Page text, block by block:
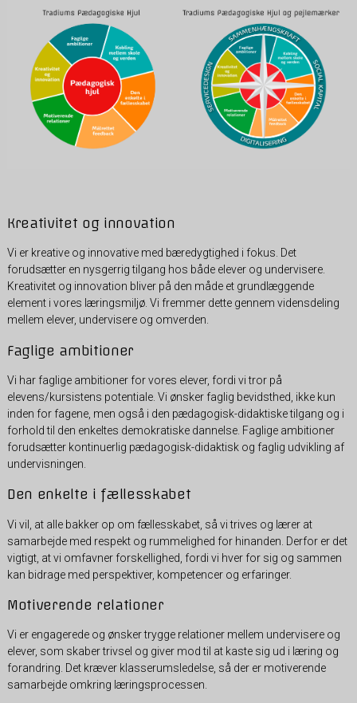
Kreativitet og innovation
Vi er kreative og innovative med bæredygtighed i fokus. Det
forudsætter en nysgerrig tilgang hos både elever og undervisere.
Kreativitet og innovation bliver på den måde et grundlæggende
element i vores læringsmiljø. Vi fremmer dette gennem vidensdeling
mellem elever, undervisere og omverden.
Faglige ambitioner
Vi har faglige ambitioner for vores elever, fordi vi tror på
elevens/kursistens potentiale. Vi ønsker faglig bevidsthed, ikke kun
inden for fagene, men også i den pædagogisk-didaktiske tilgang og i
forhold til den enkeltes demokratiske dannelse. Faglige ambitioner
forudsætter kontinuerlig pædagogisk-didaktisk og faglig udvikling af
undervisningen.
Den enkelte i fællesskabet
Vi vil, at alle bakker op om fællesskabet, så vi trives og lærer at
samarbejde med respekt og rummelighed for hinanden. Derfor er det
vigtigt, at vi omfavner forskellighed, fordi vi hver for sig og sammen
kan bidrage med perspektiver, kompetencer og erfaringer.
Motiverende relationer
Vi er engagerede og ønsker trygge relationer mellem undervisere og
elever, som skaber trivsel og giver mod til at kaste sig ud i læring og
forandring. Det kræver klasserumsledelse, så der er motiverende
samarbejde omkring læringsprocessen.